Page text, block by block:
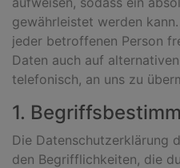
gewährleistet werden
jeder betroffenen Person
Daten auch auf
telefonisch, an uns zu
1.
Die Datenschutzerklärung
den Begrifflichkeiten, die